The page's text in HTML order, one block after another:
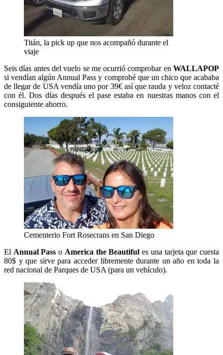
Titán, la pick up que nos acompañó durante el
viaje
Seis días antes del vuelo se me ocurrió comprobar en WALLAPOP
si vendían algún Annual Pass y comprobé que un chico que acababa
de llegar de USA vendía uno por 39€ así que rauda y veloz contacté
con él. Dos días después el pase estaba en nuestras manos con el
consiguiente ahorro.
Cementerio Fort Rosecrans en San Diego
El Annual Pass o America the Beautiful es una tarjeta que cuesta
80$ y que sirve para acceder libremente durante un año en toda la
red nacional de Parques de USA (para un vehículo).